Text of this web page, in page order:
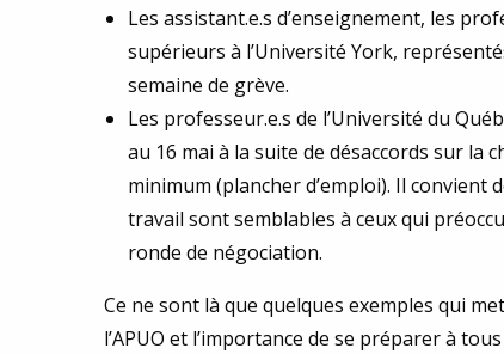
Les assistant.e.s d’enseignement, les
supérieurs à l’Université York,
semaine de grève.
Les professeur.e.s de l’Université du
au 16 mai à la suite de désaccords sur la
minimum (plancher d’emploi). Il
travail sont semblables à ceux qui
ronde de négociation.
Ce ne sont là que quelques exemples qui
l’APUO et l’importance de se préparer à